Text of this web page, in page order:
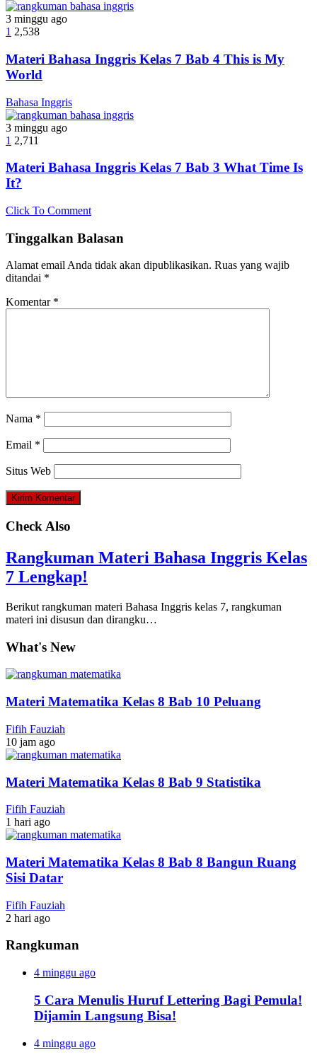
3 minggu ago
1 2,538
Materi Bahasa Inggris Kelas 7 Bab 4 This is My
World
Bahasa Inggris
3 minggu ago
1 2,711
Materi Bahasa Inggris Kelas 7 Bab 3 What Time Is
It?
Click To Comment
Tinggalkan Balasan
Alamat email Anda tidak akan dipublikasikan. Ruas yang wajib
ditandai *
Komentar *
Nama *
Email *
Situs Web
Check Also
Rangkuman Materi Bahasa Inggris Kelas
7 Lengkap!
Berikut rangkuman materi Bahasa Inggris kelas 7, rangkuman
materi ini disusun dan dirangku…
What's New
Materi Matematika Kelas 8 Bab 10 Peluang
Fifih Fauziah
10 jam ago
Materi Matematika Kelas 8 Bab 9 Statistika
Fifih Fauziah
1 hari ago
Materi Matematika Kelas 8 Bab 8 Bangun Ruang
Sisi Datar
Fifih Fauziah
2 hari ago
Rangkuman
4 minggu ago
5 Cara Menulis Huruf Lettering Bagi Pemula!
Dijamin Langsung Bisa!
4 minggu ago